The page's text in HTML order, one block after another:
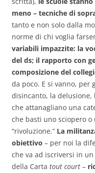
meno – tecniche di
tanto e non solo dalla
norme di chi voglia
variabili impazzite: la
del ds; il rapporto con
composizione del
da poco. E si vanno, per
disincanto, la delusione,
che attanagliano una
che basti uno sciopero
“rivoluzione.” La
obiettivo – per noi la
che va ad iscriversi in
della Carta tout court –